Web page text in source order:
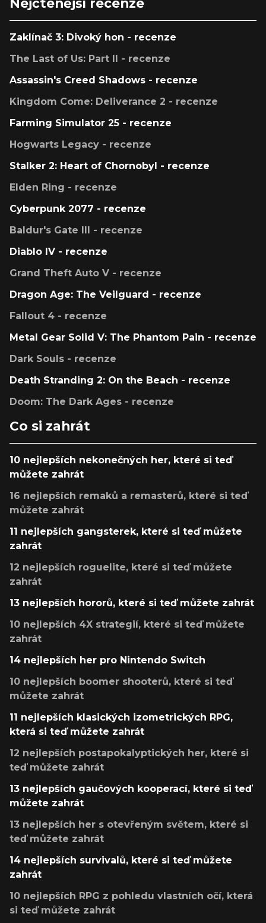
Zaklínač 3: Divoký hon - recenze
The Last of Us: Part II - recenze
Assassin's Creed Shadows - recenze
Kingdom Come: Deliverance 2 - recenze
Farming Simulator 25 - recenze
Hogwarts Legacy - recenze
Stalker 2: Heart of Chornobyl - recenze
Elden Ring - recenze
Cyberpunk 2077 - recenze
Baldur's Gate III - recenze
Diablo IV - recenze
Grand Theft Auto V - recenze
Dragon Age: The Veilguard - recenze
Fallout 4 - recenze
Metal Gear Solid V: The Phantom Pain - recenze
Dark Souls - recenze
Death Stranding 2: On the Beach - recenze
Doom: The Dark Ages - recenze
Co si zahrát
10 nejlepších nekonečných her, které si teď
můžete zahrát
16 nejlepších remaků a remasterů, které si teď
můžete zahrát
11 nejlepších gangsterek, které si teď můžete
zahrát
12 nejlepších roguelite, které si teď můžete
zahrát
13 nejlepších hororů, které si teď můžete zahrát
10 nejlepších 4X strategií, které si teď můžete
zahrát
14 nejlepších her pro Nintendo Switch
10 nejlepších boomer shooterů, které si teď
můžete zahrát
11 nejlepších klasických izometrických RPG,
která si teď můžete zahrát
12 nejlepších postapokalyptických her, které si
teď můžete zahrát
13 nejlepších gaučových kooperací, které si teď
můžete zahrát
13 nejlepších her s otevřeným světem, které si
teď můžete zahrát
14 nejlepších survivalů, které si teď můžete
zahrát
10 nejlepších RPG z pohledu vlastních očí, která
si teď můžete zahrát